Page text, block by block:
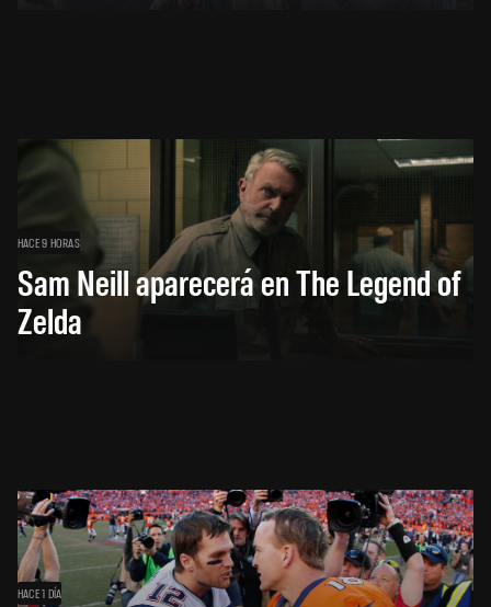
HACE 9 HORAS
Sam Neill aparecerá en The Legend of
Zelda
HACE 1 DÍA